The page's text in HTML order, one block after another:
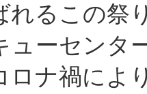
れるこの祭
ューセンタ
ロナ禍によ